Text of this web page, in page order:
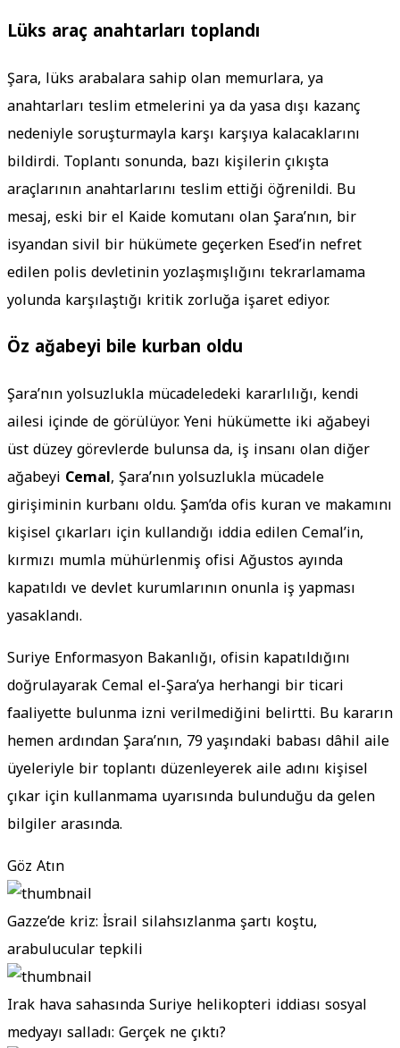
Lüks araç anahtarları toplandı
Şara, lüks arabalara sahip olan memurlara, ya
anahtarları teslim etmelerini ya da yasa dışı kazanç
nedeniyle soruşturmayla karşı karşıya kalacaklarını
bildirdi. Toplantı sonunda, bazı kişilerin çıkışta
araçlarının anahtarlarını teslim ettiği öğrenildi. Bu
mesaj, eski bir el Kaide komutanı olan Şara’nın, bir
isyandan sivil bir hükümete geçerken Esed’in nefret
edilen polis devletinin yozlaşmışlığını tekrarlamama
yolunda karşılaştığı kritik zorluğa işaret ediyor.
Öz ağabeyi bile kurban oldu
Şara’nın yolsuzlukla mücadeledeki kararlılığı, kendi
ailesi içinde de görülüyor. Yeni hükümette iki ağabeyi
üst düzey görevlerde bulunsa da, iş insanı olan diğer
ağabeyi Cemal, Şara’nın yolsuzlukla mücadele
girişiminin kurbanı oldu. Şam’da ofis kuran ve makamını
kişisel çıkarları için kullandığı iddia edilen Cemal’in,
kırmızı mumla mühürlenmiş ofisi Ağustos ayında
kapatıldı ve devlet kurumlarının onunla iş yapması
yasaklandı.
Suriye Enformasyon Bakanlığı, ofisin kapatıldığını
doğrulayarak Cemal el-Şara’ya herhangi bir ticari
faaliyette bulunma izni verilmediğini belirtti. Bu kararın
hemen ardından Şara’nın, 79 yaşındaki babası dâhil aile
üyeleriyle bir toplantı düzenleyerek aile adını kişisel
çıkar için kullanmama uyarısında bulunduğu da gelen
bilgiler arasında.
Göz Atın
Gazze’de kriz: İsrail silahsızlanma şartı koştu,
arabulucular tepkili
Irak hava sahasında Suriye helikopteri iddiası sosyal
medyayı salladı: Gerçek ne çıktı?